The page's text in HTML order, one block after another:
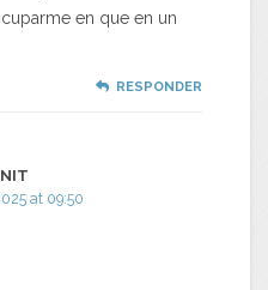
en que en un
RESPONDER
at 09:50